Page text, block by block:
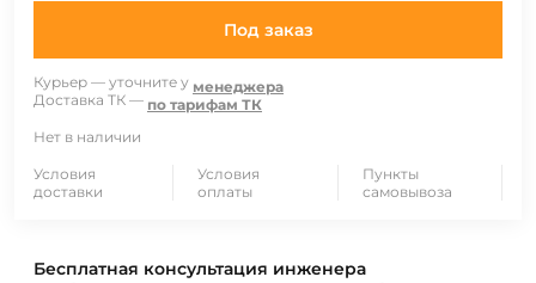
Под заказ
Курьер — уточните у менеджера
Доставка ТК — по тарифам ТК
Нет в наличии
Условия
доставки
Условия
оплаты
Пункты
самовывоза
Бесплатная консультация инженера